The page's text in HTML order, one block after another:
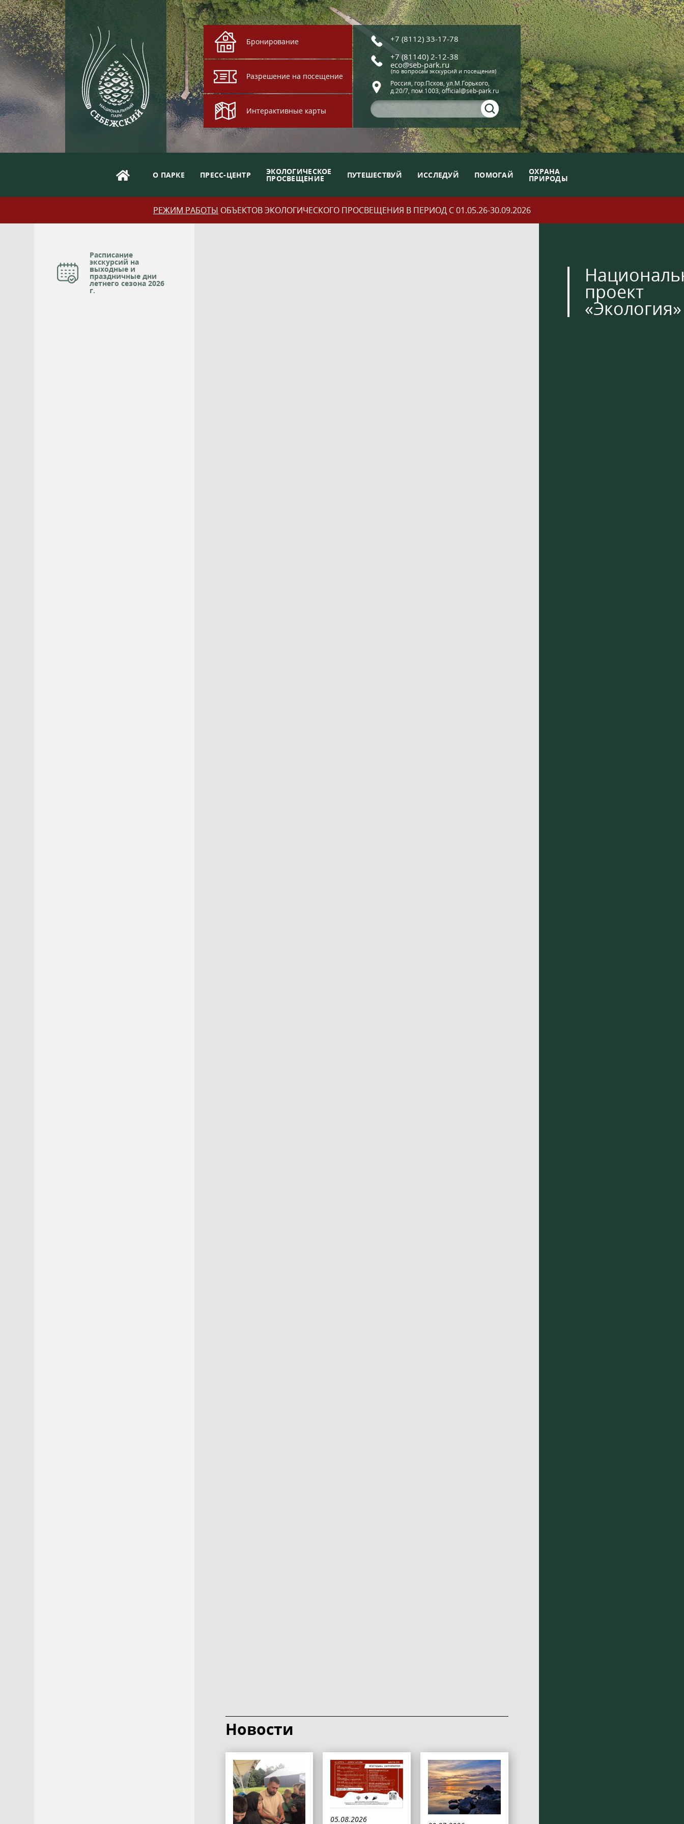
Бронирование
Разрешение на посещение
Интерактивные карты
+7 (8112) 33-17-78
+7 (81140) 2-12-38
eco@seb-park.ru
(по вопросам экскурсий и посещения)
Россия, гор.Псков, ул.М.Горького,
д.20/7, пом.1003, official@seb-park.ru
О ПАРКЕ ПРЕСС-ЦЕНТР ЭКОЛОГИЧЕСКОЕ
ПРОСВЕЩЕНИЕ ПУТЕШЕСТВУЙ ИССЛЕДУЙ ПОМОГАЙ ОХРАНА
ПРИРОДЫ
РЕЖИМ РАБОТЫ ОБЪЕКТОВ ЭКОЛОГИЧЕСКОГО ПРОСВЕЩЕНИЯ В ПЕРИОД С 01.05.26-30.09.2026
Расписание
экскурсий на
выходные и
праздничные дни
летнего сезона 2026
г.
Новости
05.08.2026
проект
«Экология»